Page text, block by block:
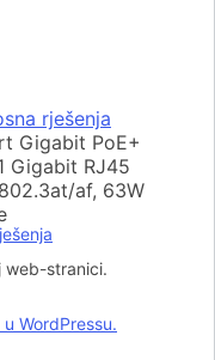
rješenja
Gigabit PoE+
Gigabit RJ45
af, 63W
web-stranici.
WordPressu.